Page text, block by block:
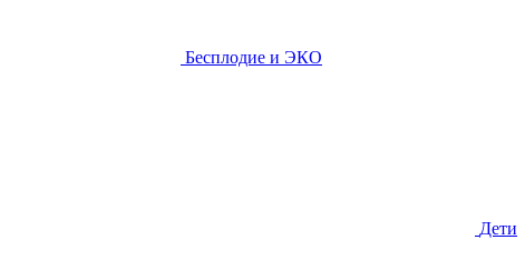
Бесплодие и ЭКО
Дети